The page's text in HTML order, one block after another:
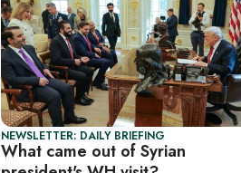
NEWSLETTER: DAILY BRIEFING
What came out of Syrian